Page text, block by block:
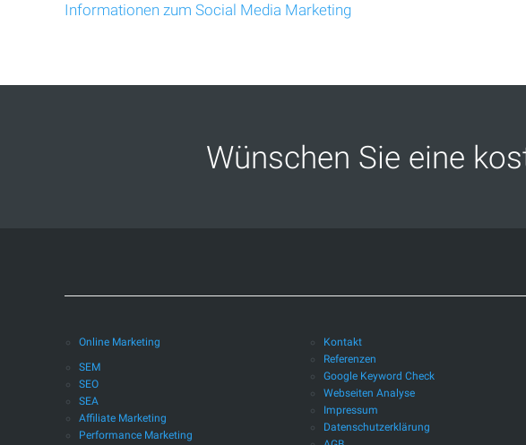
Ruhr
Oberhausen
Paderborn
Remscheid
Informationen zum Social Media Marketing
Wünschen Sie eine
Online Marketing
SEM
SEO
SEA
Affiliate Marketing
Performance Marketing
Kontakt
Referenzen
Google Keyword Check
Webseiten Analyse
Impressum
Datenschutzerklärung